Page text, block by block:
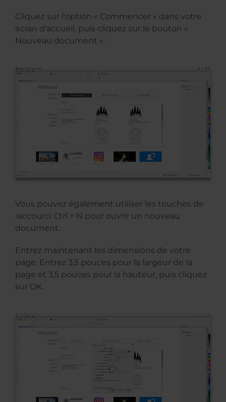
Cliquez sur l'option « Commencer » dans votre
écran d'accueil, puis cliquez sur le bouton «
Nouveau document ».
Vous pouvez également utiliser les touches de
raccourci Ctrl + N pour ouvrir un nouveau
document.
Entrez maintenant les dimensions de votre
page. Entrez 3,5 pouces pour la largeur de la
page et 3,5 pouces pour la hauteur, puis cliquez
sur OK.